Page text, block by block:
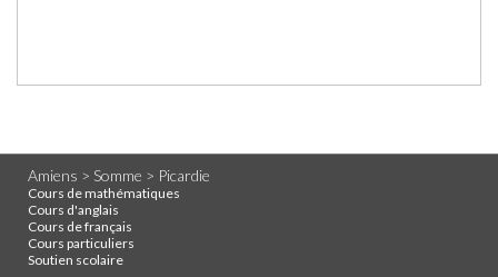
Amiens > Somme > Picardie
Cours de mathématiques
Cours d'anglais
Cours de français
Cours particuliers
Soutien scolaire